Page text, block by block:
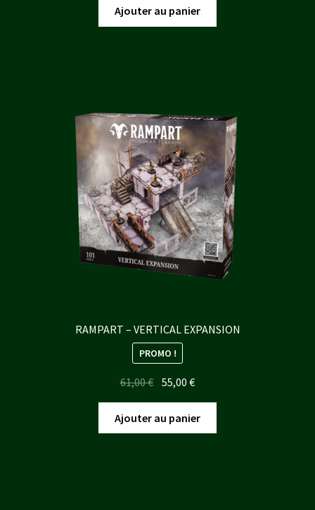
initial
était :
actuel
est :
Ajouter au panier
RAMPART – VERTICAL EXPANSION
PROMO !
61,00€ Le
initial
était :
55,00€Le
actuel
est :
Ajouter au panier